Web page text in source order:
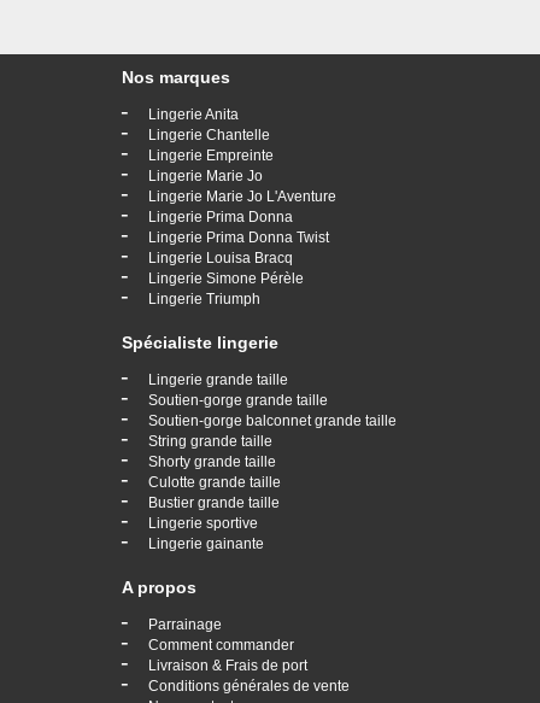
Nos marques
- Lingerie Anita
- Lingerie Chantelle
- Lingerie Empreinte
- Lingerie Marie Jo
- Lingerie Marie Jo L'Aventure
- Lingerie Prima Donna
- Lingerie Prima Donna Twist
- Lingerie Louisa Bracq
- Lingerie Simone Pérèle
- Lingerie Triumph
Spécialiste lingerie
- Lingerie grande taille
- Soutien-gorge grande taille
- Soutien-gorge balconnet grande taille
- String grande taille
- Shorty grande taille
- Culotte grande taille
- Bustier grande taille
- Lingerie sportive
- Lingerie gainante
A propos
- Parrainage
- Comment commander
- Livraison & Frais de port
- Conditions générales de vente